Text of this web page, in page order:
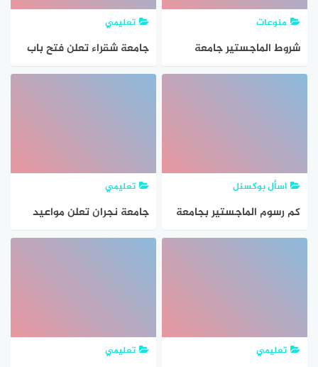
منوعات
شروط الماجستير جامعة
الملك عبدالعزيز 1447
تعليمي
جامعة شقراء تعلن فتح باب
القبول لبرامج الماجستير (غير
اسأل بوكسنل
كم رسوم الماجستير بجامعة
الملك خالد 2025
تعليمي
جامعة نجران تعلن مواعيد
القبول في برامج الماجستير
تعليمي تعليمي